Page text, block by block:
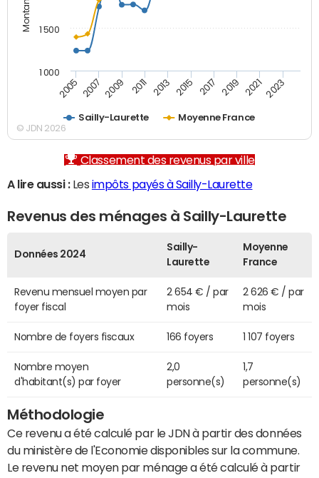
Sailly-Laurette Moyenne France
2005 2007 2009 2011 2013 2015 2017 2019 2021 2023
1 000
1 500
© JDN 2026
Classement des revenus par ville
A lire aussi :Les impôts payés à Sailly-Laurette
Revenus des ménages à Sailly-Laurette
Données 2024
Sailly-
Laurette
Moyenne
France
Revenu mensuel moyen par
foyer fiscal
2 654 € / par
mois
2 626 € / par
mois
Nombre de foyers fiscaux 166 foyers 1 107 foyers
Nombre moyen
d'habitant(s) par foyer
2,0
personne(s)
1,7
personne(s)
Méthodologie
Ce revenu a été calculé par le JDN à partir des données
du ministère de l'Economie disponibles sur la commune.
Le revenu net moyen par ménage a été calculé à partir